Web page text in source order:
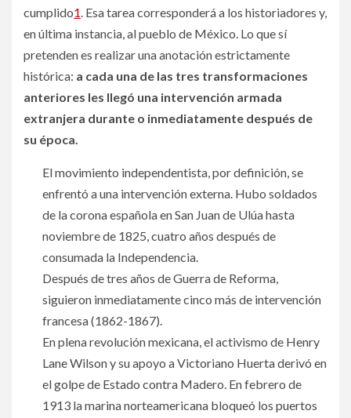
cumplido1. Esa tarea corresponderá a los historiadores y,
en última instancia, al pueblo de México. Lo que sí
pretenden es realizar una anotación estrictamente
histórica: a cada una de las tres transformaciones
anteriores les llegó una intervención armada
extranjera durante o inmediatamente después de
su época.
El movimiento independentista, por definición, se
enfrentó a una intervención externa. Hubo soldados
de la corona española en San Juan de Ulúa hasta
noviembre de 1825, cuatro años después de
consumada la Independencia.
Después de tres años de Guerra de Reforma,
siguieron inmediatamente cinco más de intervención
francesa (1862-1867).
En plena revolución mexicana, el activismo de Henry
Lane Wilson y su apoyo a Victoriano Huerta derivó en
el golpe de Estado contra Madero. En febrero de
1913 la marina norteamericana bloqueó los puertos